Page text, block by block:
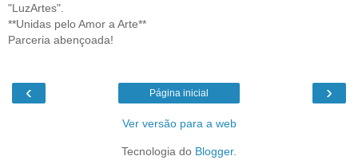
"LuzArtes".
**Unidas pelo Amor a Arte**
Parceria abençoada!
‹ ›
Página inicial
Ver versão para a web
Tecnologia do Blogger.